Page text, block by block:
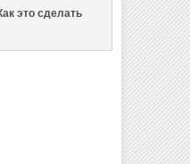
это сделать